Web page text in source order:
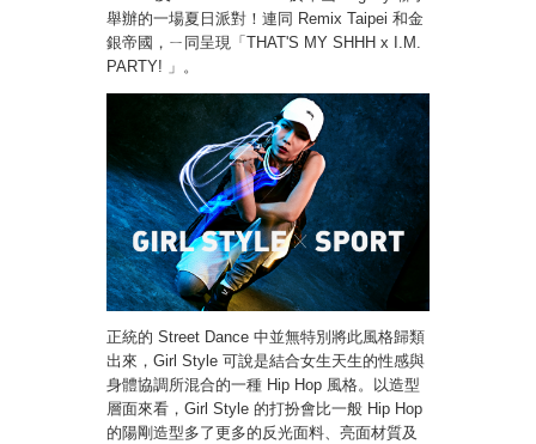
舉辦的一場夏日派對！連同 Remix Taipei 和金
銀帝國，ㄧ同呈現「THAT'S MY SHHH x I.M.
PARTY! 」。
正統的 Street Dance 中並無特別將此風格歸類
出來，Girl Style 可說是結合女生天生的性感與
身體協調所混合的一種 Hip Hop 風格。以造型
層面來看，Girl Style 的打扮會比一般 Hip Hop
的陽剛造型多了更多的反光面料、亮面材質及